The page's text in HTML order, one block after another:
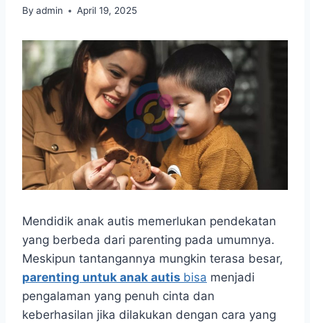
By admin April 19, 2025
Mendidik anak autis memerlukan pendekatan
yang berbeda dari parenting pada umumnya.
Meskipun tantangannya mungkin terasa besar,
parenting untuk anak autis bisa menjadi
pengalaman yang penuh cinta dan
keberhasilan jika dilakukan dengan cara yang